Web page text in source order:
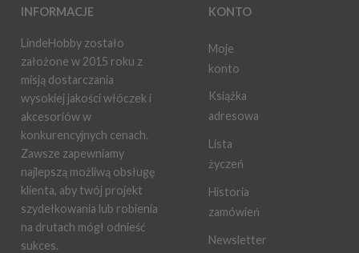
INFORMACJE
LindeHobby zostało
założone w 2015 roku z
misją dostarczania
wysokiej jakości włóczek i
akcesoriów w
konkurencyjnych cenach.
Zawsze zapewniamy
najlepszą możliwą obsługę
klienta, aby twój projekt
szydełkowania lub robienia
na drutach mógł odnieść
sukces.
KONTO
Moje
konto
Książka
adresowa
Lista
życzeń
Historia
zamówień
Newsletter